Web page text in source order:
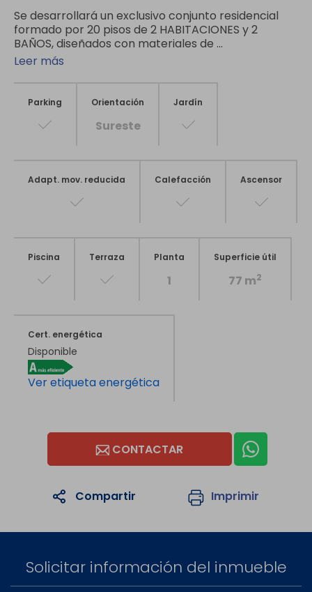
Se desarrollará un exclusivo conjunto residencial
formado por 20 pisos de 2 HABITACIONES y 2
BAÑOS, diseñados con materiales de ...
Leer más
Parking Orientación
Sureste
Jardín
Adapt. mov. reducida Calefacción Ascensor
Piscina Terraza Planta
1
Superficie útil
77 m2
Cert. energética
Disponible
Ver etiqueta energética
CONTACTAR
Compartir Imprimir
Solicitar información del inmueble